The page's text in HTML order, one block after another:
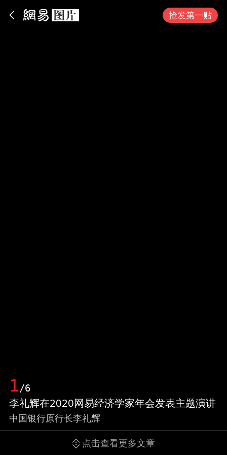
抢发第一贴
1/6
李礼辉在2020网易经济学家年会发表主题演讲
中国银行原行长李礼辉
点击查看更多文章